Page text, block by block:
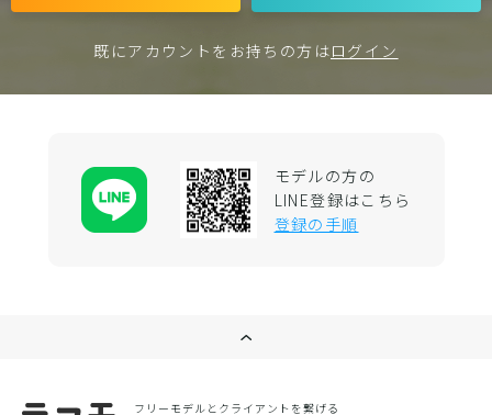
既にアカウントをお持ちの方はログイン
モデルの方の
LINE登録はこちら
登録の手順
フリーモデルとクライアントを繋げる